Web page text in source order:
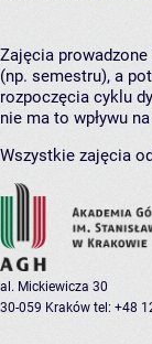
Zajęcia
(np. semestru), a
rozpoczęcia cyklu
nie ma to wpływu
Wszystkie zajęcia
al. Mickiewicza 30
30-059 Kraków tel: +48